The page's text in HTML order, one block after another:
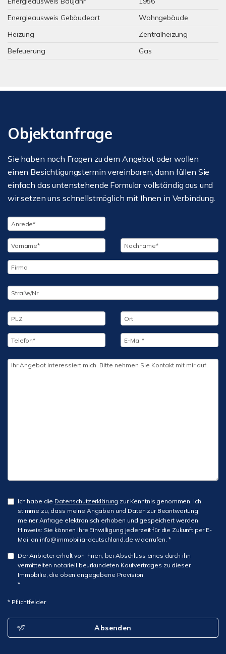
Energieausweis Gebäudeart
Wohngebäude
Heizung
Zentralheizung
Befeuerung
Gas
Objektanfrage
Sie haben noch Fragen zu dem Angebot oder wollen
einen Besichtigungstermin vereinbaren, dann füllen Sie
einfach das untenstehende Formular vollständig aus und
wir setzen uns schnellstmöglich mit Ihnen in Verbindung.
Ich habe die Datenschutzerklärung zur Kenntnis genommen. Ich
stimme zu, dass meine Angaben und Daten zur Beantwortung
meiner Anfrage elektronisch erhoben und gespeichert werden.
Hinweis: Sie können Ihre Einwilligung jederzeit für die Zukunft per E-
Mail an info@immobilia-deutschland.de widerrufen. *
Der Anbieter erhält von Ihnen, bei Abschluss eines durch ihn
vermittelten notariell beurkundeten Kaufvertrages zu dieser
Immobilie, die oben angegebene Provision.
*
* Pflichtfelder
Absenden